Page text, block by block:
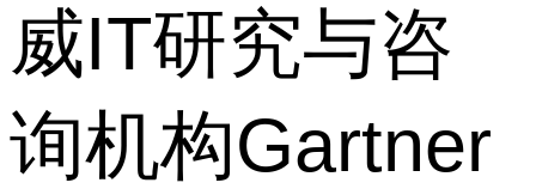
威IT研究与咨
询机构Gartner